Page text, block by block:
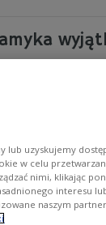
swój
lub uzyskujemy
w celu
nimi, klikając
interesu
naszym